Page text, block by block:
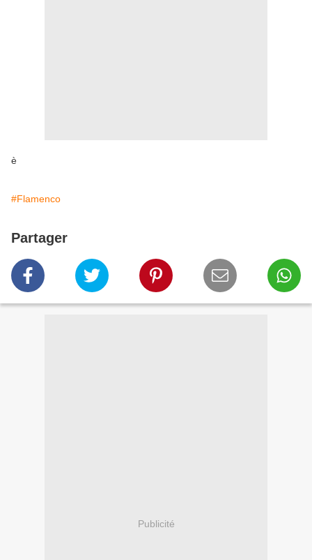
è
#Flamenco
Partager
Publicité